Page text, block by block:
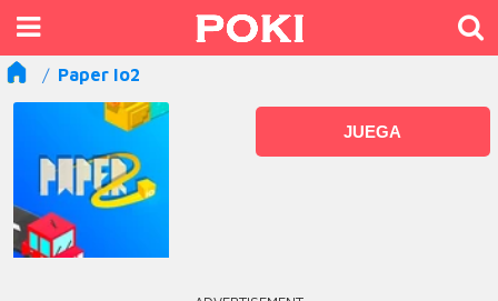
Paper Io2
JUEGA